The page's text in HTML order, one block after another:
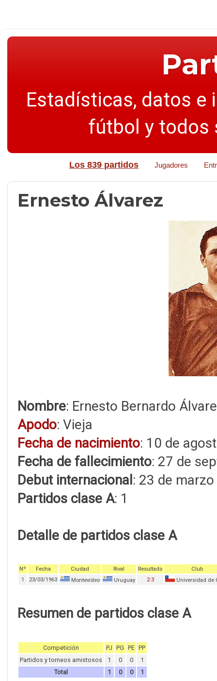
Estadísticas, datos e
fútbol y todos
Los 839 partidos Jugadores
Ernesto Álvarez
Nombre: Ernesto Bernardo
Apodo: Vieja
Fecha de nacimiento: 10 de
Fecha de fallecimiento: 27 de
Debut internacional : 23 de
Partidos clase A: 1
Detalle de partidos clase A
Nº Fecha Ciudad Rival Resultado
Club
1
23/03/1963 Montevideo Uruguay 2:3 Universidad de
Resumen de partidos clase A
Competición PJ PG PE PP
Partidos y torneos amistosos
1 0 0
1
Total
1 0 0 1